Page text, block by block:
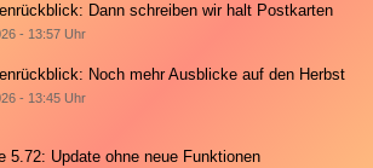
Dann schreiben wir halt Postkarten
- 13:57 Uhr
Noch mehr Ausblicke auf den Herbst
- 13:45 Uhr
5.72: Update ohne neue Funktionen